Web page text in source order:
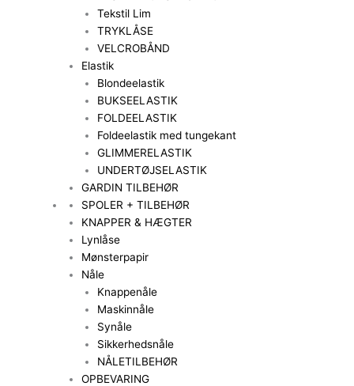
Tekstil Lim
TRYKLÅSE
VELCROBÅND
Elastik
Blondeelastik
BUKSEELASTIK
FOLDEELASTIK
Foldeelastik med tungekant
GLIMMERELASTIK
UNDERTØJSELASTIK
GARDIN TILBEHØR
SPOLER + TILBEHØR
KNAPPER & HÆGTER
Lynlåse
Mønsterpapir
Nåle
Knappenåle
Maskinnåle
Synåle
Sikkerhedsnåle
NÅLETILBEHØR
OPBEVARING